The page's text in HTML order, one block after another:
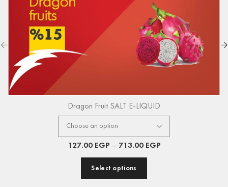
Dragon Fruit SALT E-LIQUID
127.00 EGP – 713.00 EGP
Select options